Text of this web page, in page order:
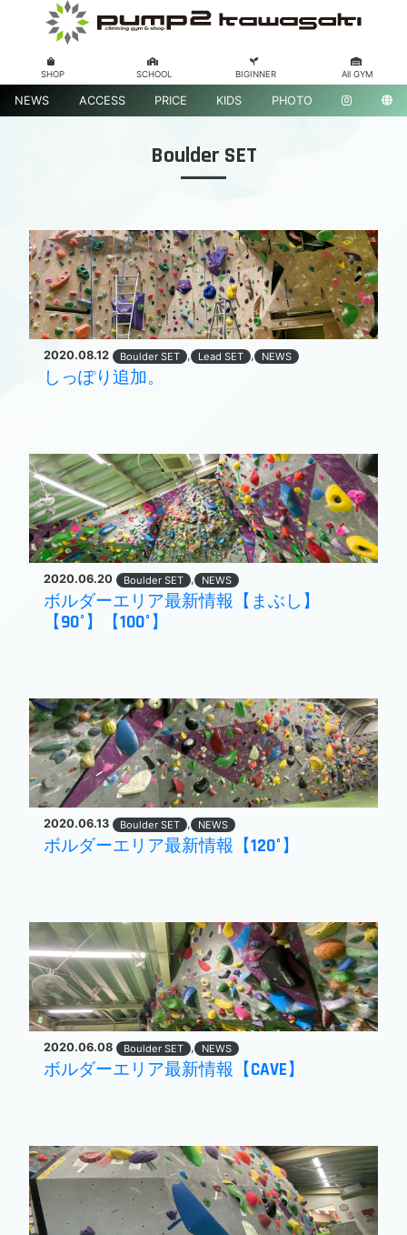
SHOP SCHOOL BIGINNER All GYM
NEWS ACCESS PRICE KIDS PHOTO
Boulder SET
2020.08.12 Boulder SET , Lead SET , NEWS
しっぽり追加。
2020.06.20 Boulder SET , NEWS
ボルダーエリア最新情報【まぶし】
【90°】【100°】
2020.06.13 Boulder SET , NEWS
ボルダーエリア最新情報【120°】
2020.06.08 Boulder SET , NEWS
ボルダーエリア最新情報【CAVE】